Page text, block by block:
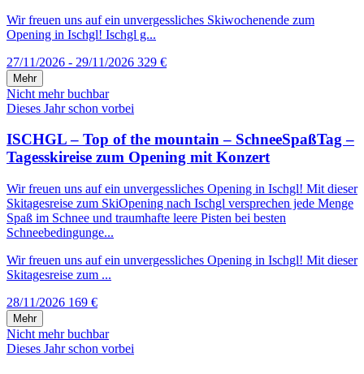
Wir freuen uns auf ein unvergessliches Skiwochenende zum
Opening in Ischgl! Ischgl g...
27/11/2026 - 29/11/2026 329 €
Mehr
Nicht mehr buchbar
Dieses Jahr schon vorbei
ISCHGL – Top of the mountain – SchneeSpaßTag –
Tagesskireise zum Opening mit Konzert
Wir freuen uns auf ein unvergessliches Opening in Ischgl! Mit dieser
Skitagesreise zum SkiOpening nach Ischgl versprechen jede Menge
Spaß im Schnee und traumhafte leere Pisten bei besten
Schneebedingunge...
Wir freuen uns auf ein unvergessliches Opening in Ischgl! Mit dieser
Skitagesreise zum ...
28/11/2026 169 €
Mehr
Nicht mehr buchbar
Dieses Jahr schon vorbei